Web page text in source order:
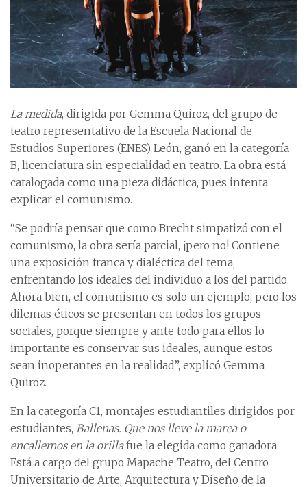
La medida, dirigida por Gemma Quiroz, del grupo de
teatro representativo de la Escuela Nacional de
Estudios Superiores (ENES) León, ganó en la categoría
B, licenciatura sin especialidad en teatro. La obra está
catalogada como una pieza didáctica, pues intenta
explicar el comunismo.
“Se podría pensar que como Brecht simpatizó con el
comunismo, la obra sería parcial, ¡pero no! Contiene
una exposición franca y dialéctica del tema,
enfrentando los ideales del individuo a los del partido.
Ahora bien, el comunismo es solo un ejemplo, pero los
dilemas éticos se presentan en todos los grupos
sociales, porque siempre y ante todo para ellos lo
importante es conservar sus ideales, aunque estos
sean inoperantes en la realidad”, explicó Gemma
Quiroz.
En la categoría C1, montajes estudiantiles dirigidos por
estudiantes, Ballenas. Que nos lleve la marea o
encallemos en la orillafue la elegida como ganadora.
Está a cargo del grupo Mapache Teatro, del Centro
Universitario de Arte, Arquitectura y Diseño de la